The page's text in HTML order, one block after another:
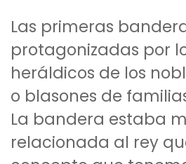
Las primeras
protagonizadas por
heráldicos de los
o blasones de
La bandera estaba
relacionada al rey